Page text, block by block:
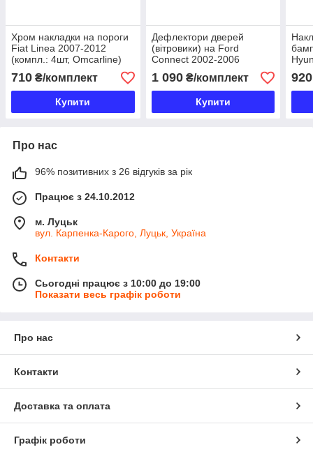
Хром накладки на пороги
Fiat Linea 2007-2012
(компл.: 4шт, Omcarline)
710 ₴/комплект
Купити
Дефлектори дверей
(вітровики) на Ford
Connect 2002-2006
(компл.: 2шт, вставні,
Heko)
1 090₴/комплект
Купити
920
Про нас
96% позитивних з 26 відгуків за рік
Працює з 24.10.2012
м. Луцьк
вул. Карпенка-Карого, Луцьк, Україна
Контакти
Сьогодні працює з 10:00 до 19:00
Показати весь графік роботи
Про нас
Контакти
Доставка та оплата
Графік роботи